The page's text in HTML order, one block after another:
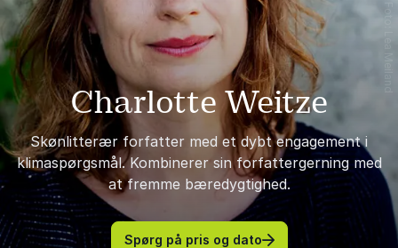
Charlotte Weitze
Skønlitterær forfatter med et dybt engagement i
klimaspørgsmål. Kombinerer sin forfattergerning med
at fremme bæredygtighed.
Spørg på pris og dato
Foto: Lea Meiland